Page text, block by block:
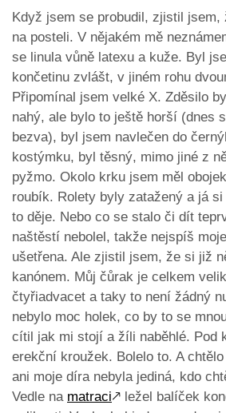
Když jsem se probudil, zjistil
na posteli. V nějakém mě
se linula vůně latexu a kuže. Byl
končetinu zvlášt, v jiném rohu
Připomínal jsem velké X. Zděsilo
nahý, ale bylo to ještě horší (dnes
bezva), byl jsem navlečen do
kostýmku, byl těsný, mimo jiné z
pyžmo. Okolo krku jsem měl
roubík. Rolety byly zatažený a já
to děje. Nebo co se stalo či dít
naštěstí nebolel, takže nejspíš
ušetřena. Ale zjistil jsem, že si již
kanónem. Můj čůrak je celkem
čtyřiadvacet a taky to není žádný
nebylo moc holek, co by to se
cítil jak mi stojí a žíli naběhlé. Pod
erekční kroužek. Bolelo to. A
ani moje díra nebyla jediná, kdo
Vedle na matraci🡕 ležel balíček